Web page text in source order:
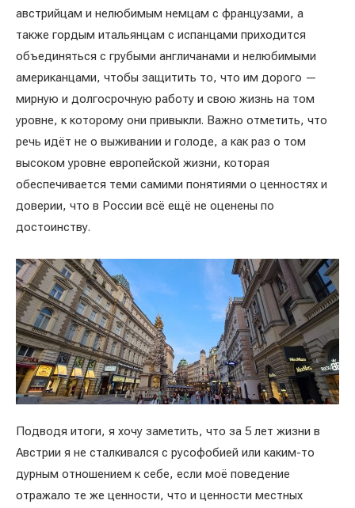
австрийцам и нелюбимым немцам с французами, а
также гордым итальянцам с испанцами приходится
объединяться с грубыми англичанами и нелюбимыми
американцами, чтобы защитить то, что им дорого —
мирную и долгосрочную работу и свою жизнь на том
уровне, к которому они привыкли. Важно отметить, что
речь идёт не о выживании и голоде, а как раз о том
высоком уровне европейской жизни, которая
обеспечивается теми самими понятиями о ценностях и
доверии, что в России всё ещё не оценены по
достоинству.
Подводя итоги, я хочу заметить, что за 5 лет жизни в
Австрии я не сталкивался с русофобией или каким-то
дурным отношением к себе, если моё поведение
отражало те же ценности, что и ценности местных